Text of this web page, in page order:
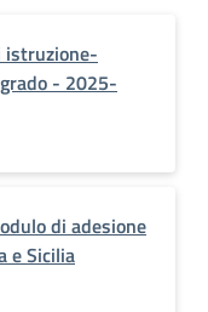
istruzione-
- 2025-
di adesione
e Sicilia